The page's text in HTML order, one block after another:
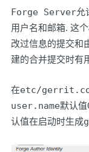
Forge Server允
用户名和邮箱. 这
改过信息的提交和
建的合并提交时有
在etc/
user.name默认值
认值在启动时生成